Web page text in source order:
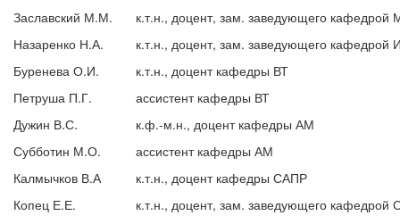
Заславский М.М.
Назаренко Н.А.
к.т.н., доцент, зам. заведующего
к.т.н., доцент, зам. заведующего кафедрой
Буренева О.И.
Петруша П.Г.
к.т.н., доцент кафедры ВТ
ассистент кафедры ВТ
Дужин В.С.
Субботин М.О.
к.ф.-м.н., доцент кафедры АМ
ассистент кафедры АМ
Калмычков В.А
к.т.н., доцент кафедры САПР
Копец Е.Е.
к.т.н., доцент, зам. заведующего кафедрой